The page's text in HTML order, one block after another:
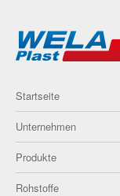
Startseite
Unternehmen
Produkte
Rohstoffe